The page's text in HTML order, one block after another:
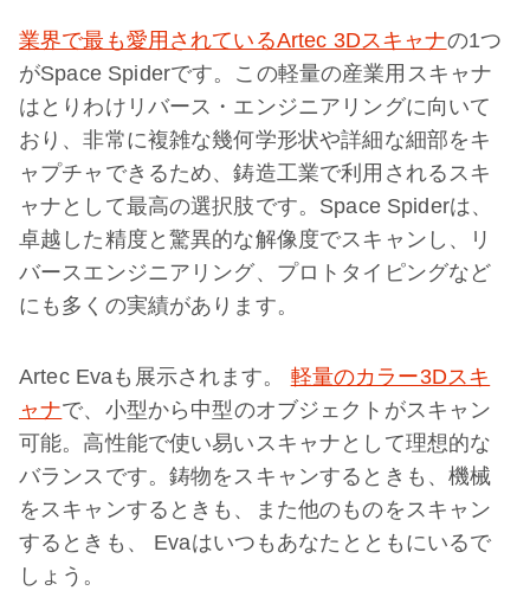
業界で最も愛用されているArtec 3Dスキャナの1つ
がSpace Spiderです。この軽量の産業用スキャナ
はとりわけリバース・エンジニアリングに向いて
おり、非常に複雑な幾何学形状や詳細な細部をキ
ャプチャできるため、鋳造工業で利用されるスキ
ャナとして最高の選択肢です。Space Spiderは、
卓越した精度と驚異的な解像度でスキャンし、リ
バースエンジニアリング、プロトタイピングなど
にも多くの実績があります。
Artec Evaも展示されます。 軽量のカラー3Dスキ
ャナで、小型から中型のオブジェクトがスキャン
可能。高性能で使い易いスキャナとして理想的な
バランスです。鋳物をスキャンするときも、機械
をスキャンするときも、また他のものをスキャン
するときも、 Evaはいつもあなたとともにいるで
しょう。